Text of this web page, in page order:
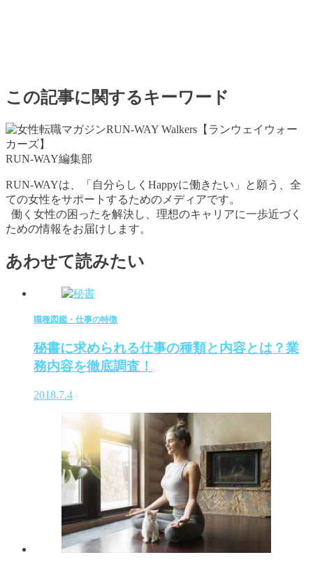
この記事に関するキーワード
RUN-WAY編集部
RUN-WAYは、「自分らしくHappyに働きたい」と願う、全
ての女性をサポートするためのメディアです。
働く女性の困ったを解決し、理想のキャリアに一歩近づく
ための情報をお届けします。
あわせて読みたい
職種図鑑・仕事の特徴
秘書に求められる仕事の種類と内容とは？業
務内容を徹底調査！
2018.7.4